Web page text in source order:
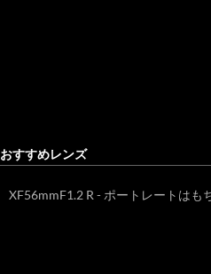
おすすめレンズ
XF56mmF1.2 R - ポートレートはも